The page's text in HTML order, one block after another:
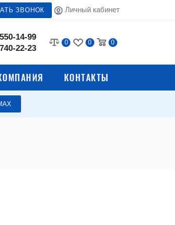
ЗВОНОК Личный кабинет
14-99
22-23
0 0 0
КОНТАКТЫ